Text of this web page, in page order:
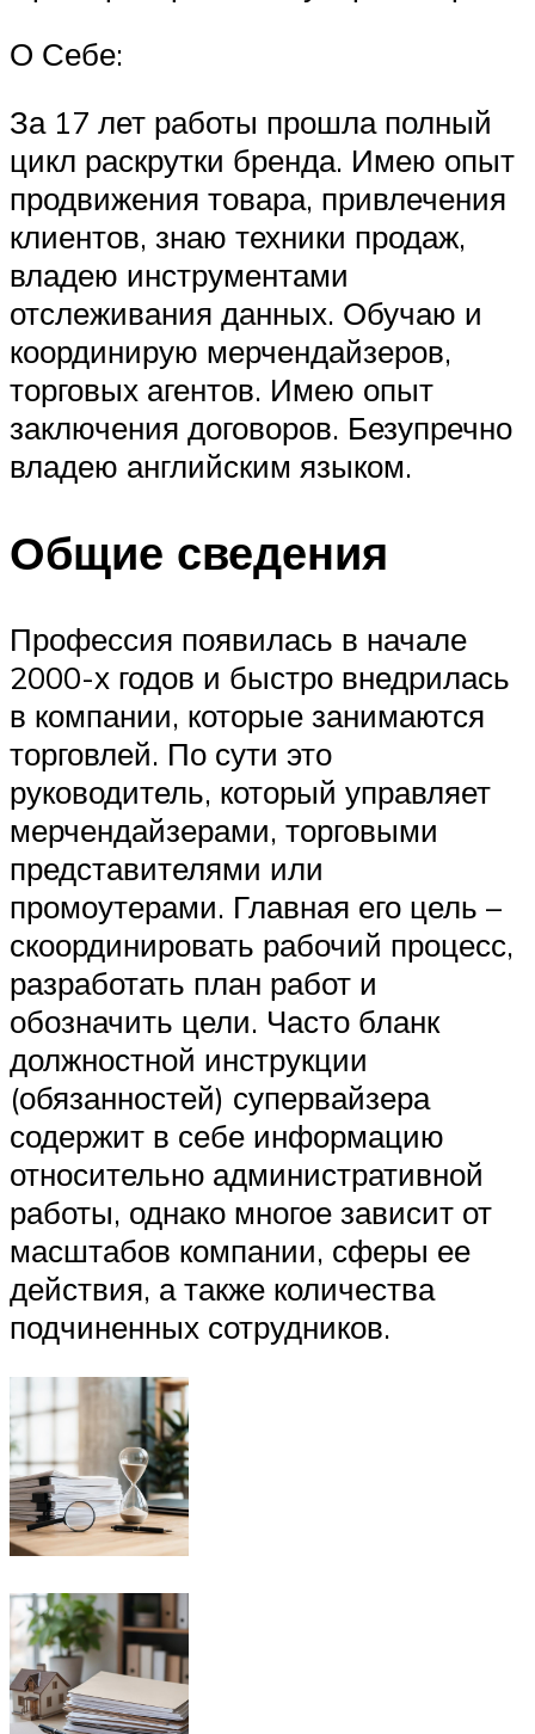
О Себе:
За 17 лет работы прошла полный
цикл раскрутки бренда. Имею опыт
продвижения товара, привлечения
клиентов, знаю техники продаж,
владею инструментами
отслеживания данных. Обучаю и
координирую мерчендайзеров,
торговых агентов. Имею опыт
заключения договоров. Безупречно
владею английским языком.
Общие сведения
Профессия появилась в начале
2000-х годов и быстро внедрилась
в компании, которые занимаются
торговлей. По сути это
руководитель, который управляет
мерчендайзерами, торговыми
представителями или
промоутерами. Главная его цель –
скоординировать рабочий процесс,
разработать план работ и
обозначить цели. Часто бланк
должностной инструкции
(обязанностей) супервайзера
содержит в себе информацию
относительно административной
работы, однако многое зависит от
масштабов компании, сферы ее
действия, а также количества
подчиненных сотрудников.